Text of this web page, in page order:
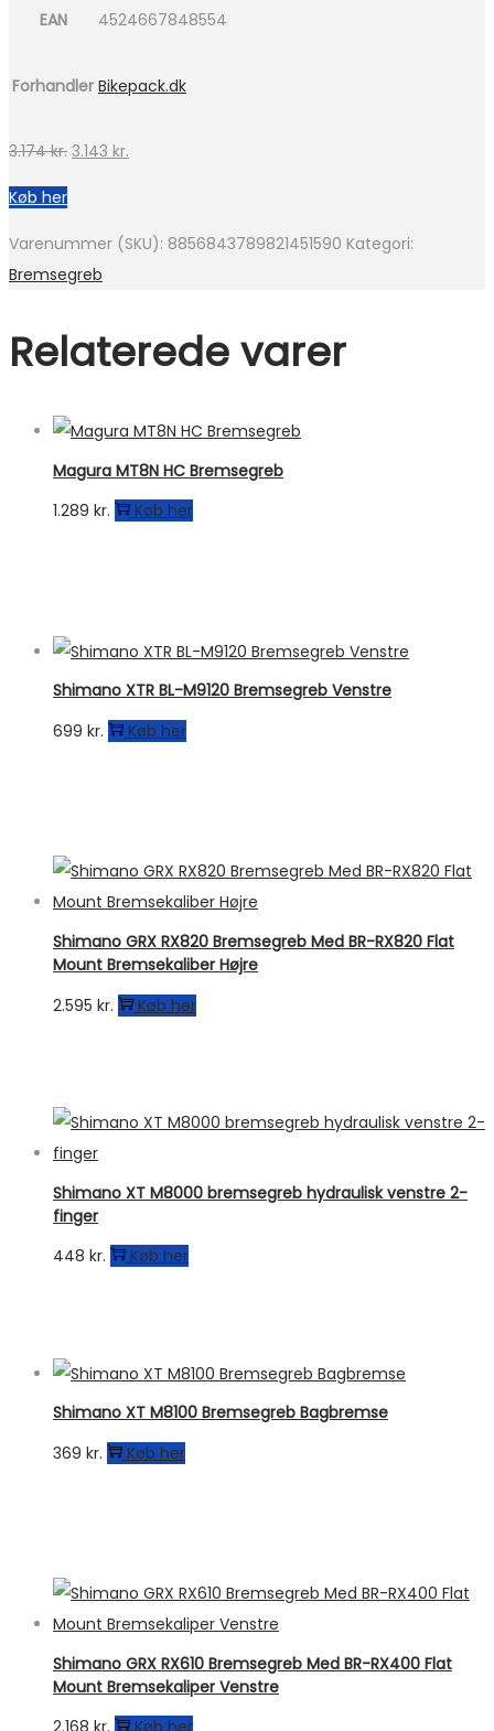
EAN 4524667848554
Forhandler Bikepack.dk
3.174kr. Den
var:
3.174 kr..
3.143 kr.
er:
Køb her
Varenummer (SKU): 8856843789821451590 Kategori:
Bremsegreb
Relaterede varer
Magura MT8N HC Bremsegreb
1.289 kr. Køb her
Shimano XTR BL-M9120 Bremsegreb Venstre
699 kr. Køb her
Shimano GRX RX820 Bremsegreb Med BR-RX820 Flat
Mount Bremsekaliber Højre
2.595 kr. Køb her
Shimano XT M8000 bremsegreb hydraulisk venstre 2-
finger
448 kr. Køb her
Shimano XT M8100 Bremsegreb Bagbremse
369 kr. Køb her
Shimano GRX RX610 Bremsegreb Med BR-RX400 Flat
Mount Bremsekaliper Venstre